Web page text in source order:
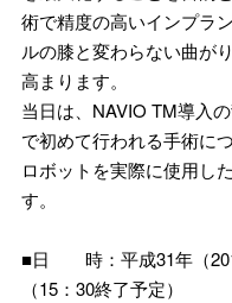
術で精度の高いインプラ
ルの膝と変わらない曲が
高まります。
当日は、NAVIO TM導入
で初めて行われる手術に
ロボットを実際に使用し
す。
■日 時：平成31年（
（15：30終了予定）